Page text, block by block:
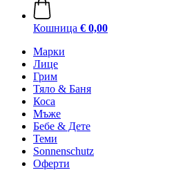
Кошница € 0,00
Марки
Лице
Грим
Тяло & Баня
Коса
Мъже
Бебе & Дете
Теми
Sonnenschutz
Оферти